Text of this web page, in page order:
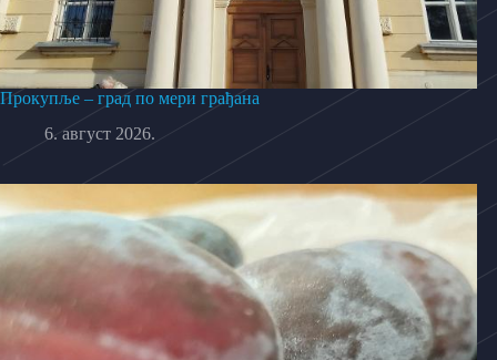
Прокупље – град по мери грађана
6. август 2026.